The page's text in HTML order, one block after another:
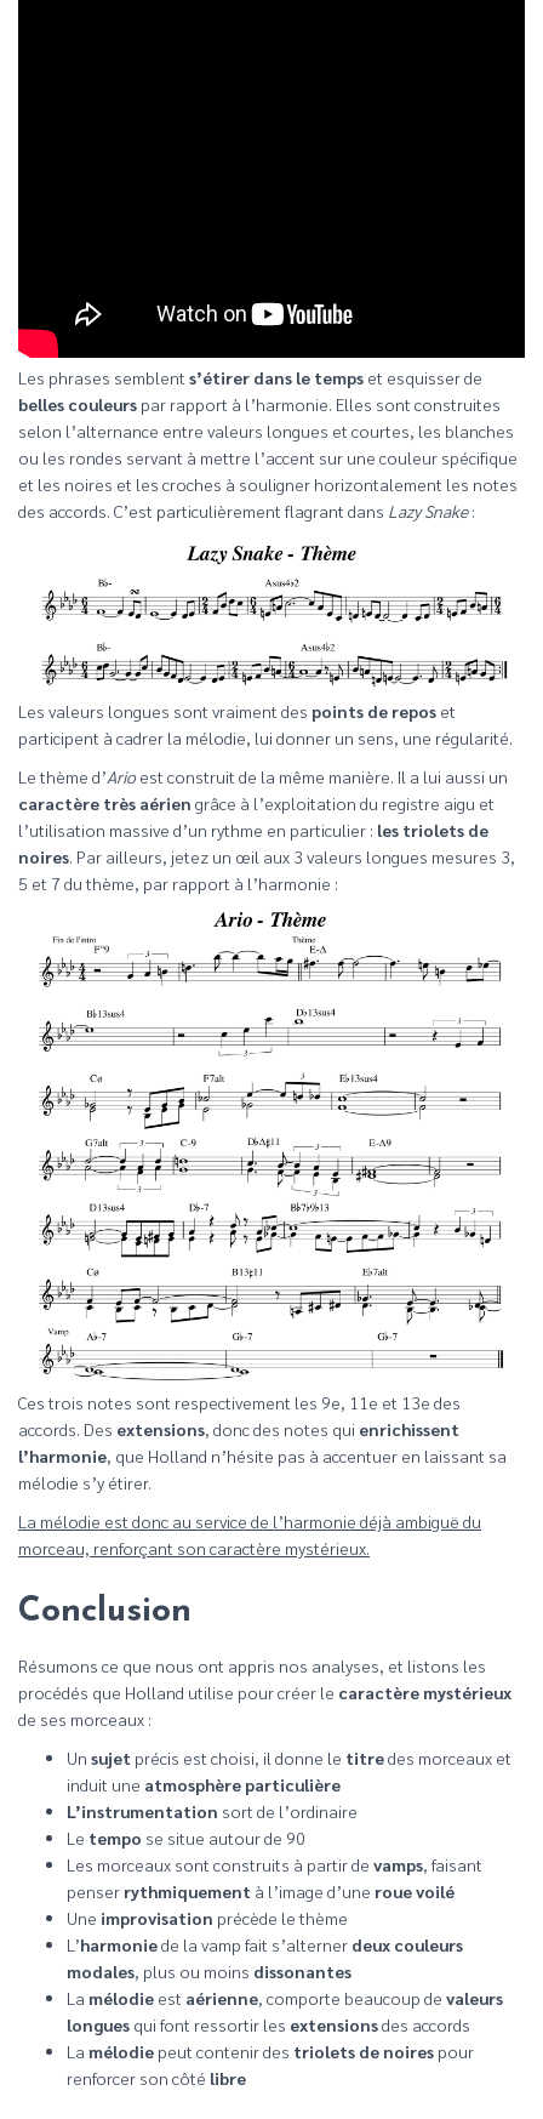
Les phrases semblent s’étirer dans le temps et esquisser de
belles couleurs par rapport à l’harmonie. Elles sont construites
selon l’alternance entre valeurs longues et courtes, les blanches
ou les rondes servant à mettre l’accent sur une couleur spécifique
et les noires et les croches à souligner horizontalement les notes
des accords. C’est particulièrement flagrant dans Lazy Snake:
Les valeurs longues sont vraiment des points de repos et
participent à cadrer la mélodie, lui donner un sens, une régularité.
Le thème d’Arioest construit de la même manière. Il a lui aussi un
caractère très aérien grâce à l’exploitation du registre aigu et
l’utilisation massive d’un rythme en particulier : les triolets de
noires. Par ailleurs, jetez un œil aux 3 valeurs longues mesures 3,
5 et 7 du thème, par rapport à l’harmonie :
Ces trois notes sont respectivement les 9e, 11e et 13e des
accords. Des extensions, donc des notes qui enrichissent
l’harmonie, que Holland n’hésite pas à accentuer en laissant sa
mélodie s’y étirer.
La mélodie est donc au service de l’harmonie déjà ambiguë du
morceau, renforçant son caractère mystérieux.
Conclusion
Résumons ce que nous ont appris nos analyses, et listons les
procédés que Holland utilise pour créer le caractère mystérieux
de ses morceaux :
Un sujet précis est choisi, il donne le titredes morceaux et
induit une atmosphère particulière
L’instrumentation sort de l’ordinaire
Le tempo se situe autour de 90
Les morceaux sont construits à partir de vamps, faisant
penser rythmiquement à l’image d’une roue voilé
Une improvisation précède le thème
L’harmoniede la vamp fait s’alterner deux couleurs
modales, plus ou moins dissonantes
La mélodie est aérienne, comporte beaucoup de valeurs
longues qui font ressortir les extensionsdes accords
La mélodie peut contenir des triolets de noires pour
renforcer son côté libre